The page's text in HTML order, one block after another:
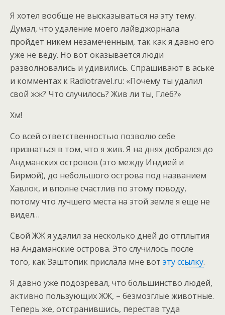
Я хотел вообще не высказываться на эту тему.
Думал, что удаление моего лайвджорнала
пройдет никем незамеченным, так как я давно его
уже не веду. Но вот оказывается люди
разволновались и удивились. Спрашивают в аське
и комментах к Radiotravel.ru: «Почему ты удалил
свой жж? Что случилось? Жив ли ты, Глеб?»
Хм!
Со всей ответственностью позволю себе
признаться в том, что я жив. Я на днях добрался до
Андманских островов (это между Индией и
Бирмой), до небольшого острова под названием
Хавлок, и вполне счастлив по этому поводу,
потому что лучшего места на этой земле я еще не
видел…
Свой ЖЖ я удалил за несколько дней до отплытия
на Андаманские острова. Это случилось после
того, как Заштопик прислала мне вот эту ссылку.
Я давно уже подозревал, что большинство людей,
активно пользующих ЖЖ, – безмозглые животные.
Теперь же, отстранившись, перестав туда